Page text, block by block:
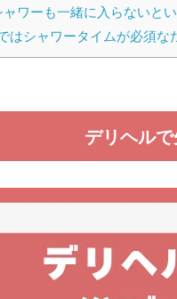
ワーも一緒に入らないと
はシャワータイムが必須な
デリヘル